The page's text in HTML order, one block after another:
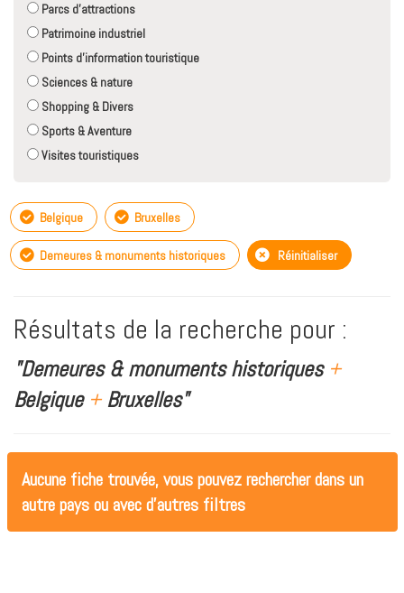
Parcs d'attractions
Patrimoine industriel
Points d'information touristique
Sciences & nature
Shopping & Divers
Sports & Aventure
Visites touristiques
Belgique Bruxelles
Demeures & monuments historiques Réinitialiser
Résultats de la recherche pour :
"Demeures & monuments historiques +
Belgique +Bruxelles"
Aucune fiche trouvée, vous pouvez rechercher dans un
autre pays ou avec d'autres filtres